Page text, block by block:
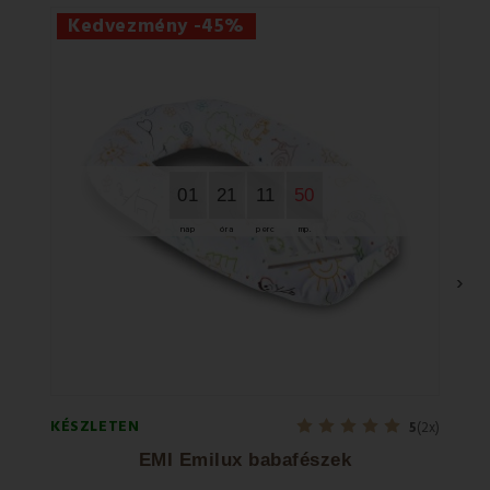
Kedvezmény -45%
01
nap
21
óra
11
perc
49
mp.
KÉSZLETEN 5(2x)
EMI Emilux babafészek
›